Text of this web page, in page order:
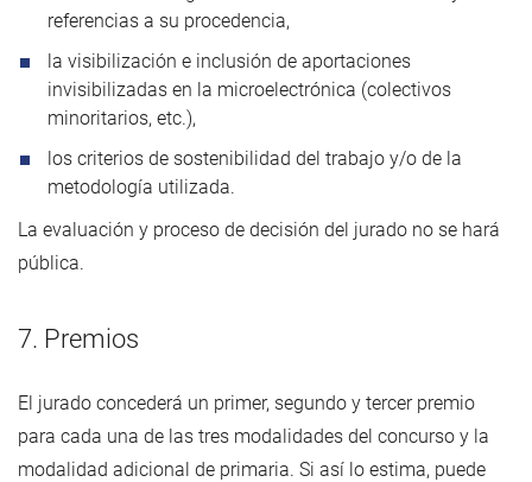
referencias a su procedencia,
la visibilización e inclusión de aportaciones
invisibilizadas en la microelectrónica (colectivos
minoritarios, etc.),
los criterios de sostenibilidad del trabajo y/o de la
metodología utilizada.
La evaluación y proceso de decisión del jurado no se hará
pública.
7. Premios
El jurado concederá un primer, segundo y tercer premio
para cada una de las tres modalidades del concurso y la
modalidad adicional de primaria. Si así lo estima, puede